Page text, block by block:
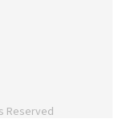
Reserved